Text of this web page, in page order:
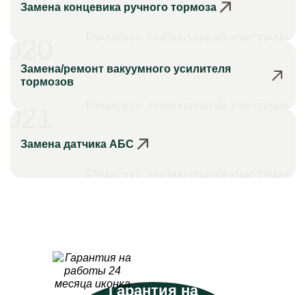
Замена концевика ручного тормоза
Замена/ремонт вакуумного усилителя
тормозов
Замена датчика АБС
Гарантия на